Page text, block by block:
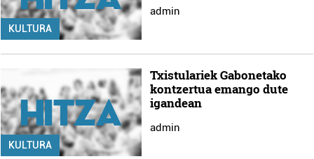
KULTURA
admin
KULTURA
Txistulariek Gabonetako
kontzertua emango dute
igandean
admin